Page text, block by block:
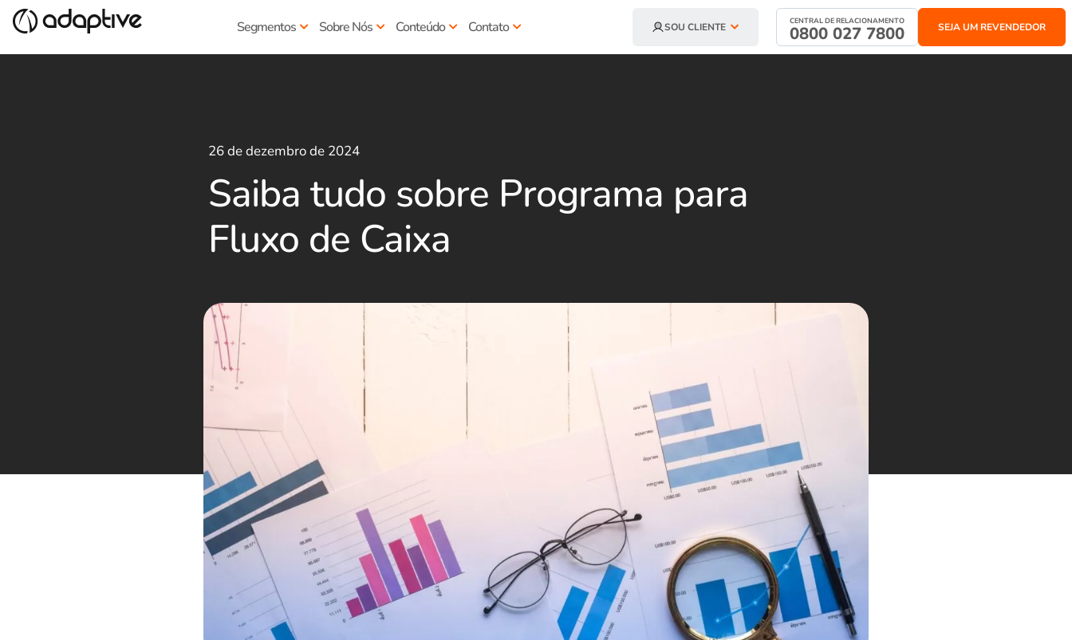
Segmentos Sobre Nós Conteúdo Contato SOU CLIENTE CENTRAL DE RELACIONAMENTO
0800 027 7800 SEJA UM REVENDEDOR
26 de dezembro de 2024
Saiba tudo sobre Programa para
Fluxo de Caixa